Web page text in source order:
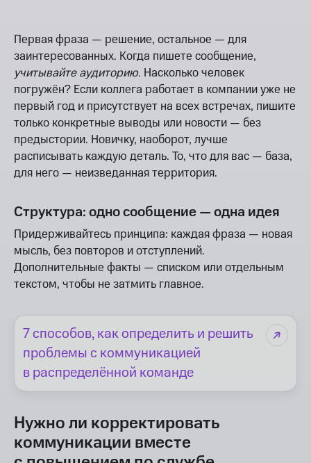
Первая фраза — решение, остальное — для
заинтересованных. Когда пишете сообщение,
учитывайте аудиторию. Насколько человек
погружён? Если коллега работает в компании уже не
первый год и присутствует на всех встречах, пишите
только конкретные выводы или новости — без
предыстории. Новичку, наоборот, лучше
расписывать каждую деталь. То, что для вас — база,
для него — неизведанная территория.
Структура: одно сообщение — одна идея
Придерживайтесь принципа: каждая фраза — новая
мысль, без повторов и отступлений.
Дополнительные факты — списком или отдельным
текстом, чтобы не затмить главное.
7 способов, как определить и решить
проблемы с коммуникацией
в распределённой команде
Нужно ли корректировать
коммуникации вместе